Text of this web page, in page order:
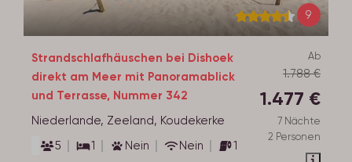
9
Ab
1.788 €
1.477 €
7 Nächte
2 Personen
Strandschlafhäuschen bei Dishoek
direkt am Meer mit Panoramablick
und Terrasse, Nummer 342
Niederlande, Zeeland, Koudekerke
5
1 Nein Nein 1